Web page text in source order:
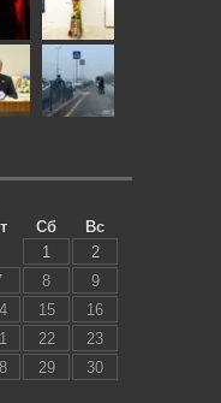
Сб
Вс
1
2
8
9
15
16
22
23
29
30